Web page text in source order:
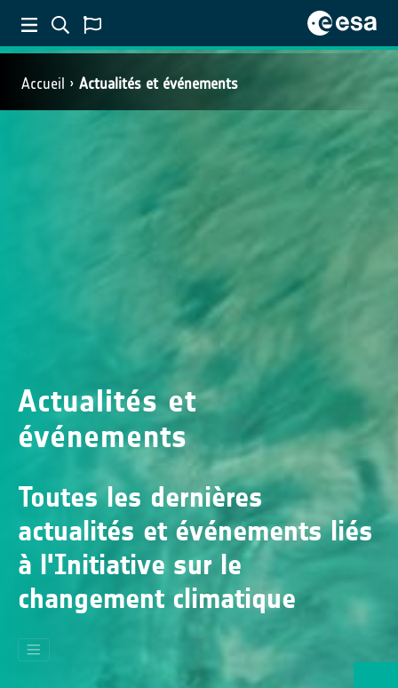
Accueil Actualités et événements
Actualités et
événements
Toutes les dernières
actualités et événements liés
à l'Initiative sur le
changement climatique